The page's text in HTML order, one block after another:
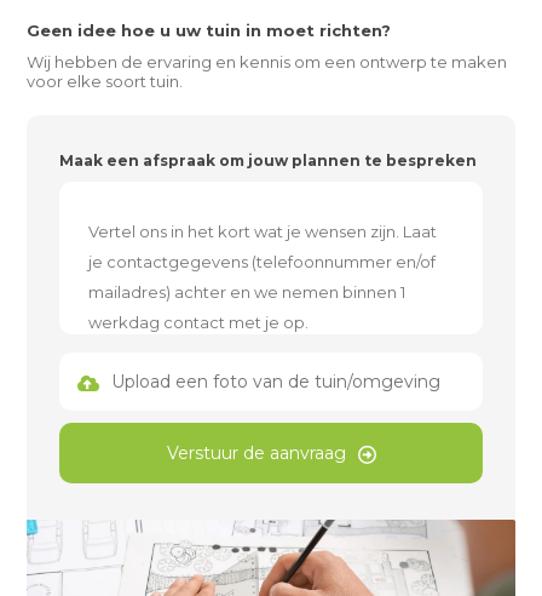
Geen idee hoe u uw tuin in moet richten?
Wij hebben de ervaring en kennis om een ontwerp te maken
voor elke soort tuin.
Maak een afspraak om jouw plannen te bespreken
Upload een foto van de tuin/omgeving
Verstuur de aanvraag